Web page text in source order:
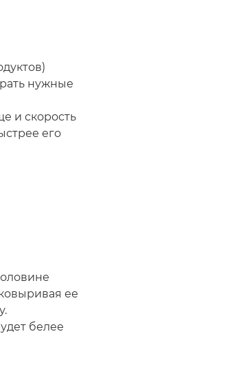
нужные
и скорость
его
ее
белее